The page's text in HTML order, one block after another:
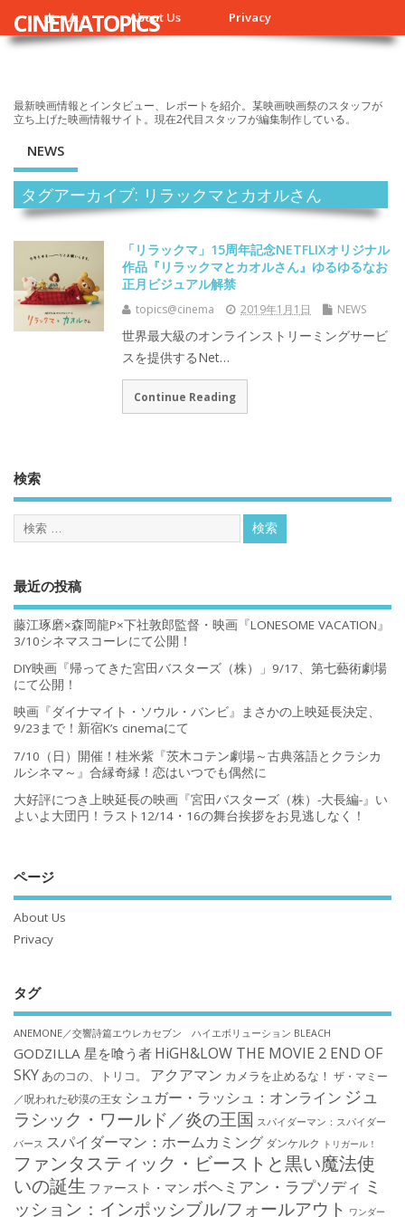
ホーム About Us Privacy
CINEMATOPICS
最新映画情報とインタビュー、レポートを紹介。某映画映画祭のスタッフが
立ち上げた映画情報サイト。現在2代目スタッフが編集制作している。
NEWS
タグアーカイブ: リラックマとカオルさん
「リラックマ」15周年記念NETFLIXオリジナル
作品『リラックマとカオルさん』ゆるゆるなお
正月ビジュアル解禁
topics@cinema 2019年1月1日 NEWS
世界最大級のオンラインストリーミングサービ
スを提供するNet…
Continue Reading
検索
最近の投稿
藤江琢磨×森岡龍P×下社敦郎監督・映画『LONESOME VACATION』
3/10シネマスコーレにて公開！
DIY映画『帰ってきた宮田バスターズ（株）」9/17、第七藝術劇場
にて公開！
映画『ダイナマイト・ソウル・バンビ』まさかの上映延長決定、
9/23まで！新宿K’s cinemaにて
7/10（日）開催！桂米紫『茨木コテン劇場～古典落語とクラシカ
ルシネマ～』合縁奇縁！恋はいつでも偶然に
大好評につき上映延長の映画『宮田バスターズ（株）-大長編-』い
よいよ大団円！ラスト12/14・16の舞台挨拶をお見逃しなく！
ページ
About Us
Privacy
タグ
ANEMONE／交響詩篇エウレカセブン ハイエボリューション BLEACH
GODZILLA 星を喰う者 HiGH&LOW THE MOVIE 2 END OF
SKYあのコの、トリコ。 アクアマン カメラを止めるな！ ザ・マミー
／呪われた砂漠の王女 シュガー・ラッシュ：オンライン ジュ
ラシック・ワールド／炎の王国 スパイダーマン：スパイダー
バース スパイダーマン：ホームカミング ダンケルク トリガール！
ファンタスティック・ビーストと黒い魔法使
いの誕生 ファースト・マン ボヘミアン・ラプソディ ミ
ッション：インポッシブル/フォールアウト ワンダー